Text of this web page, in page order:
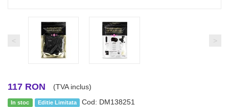
< >
117 RON (TVA inclus)
In stoc Editie Limitata Cod: DM138251